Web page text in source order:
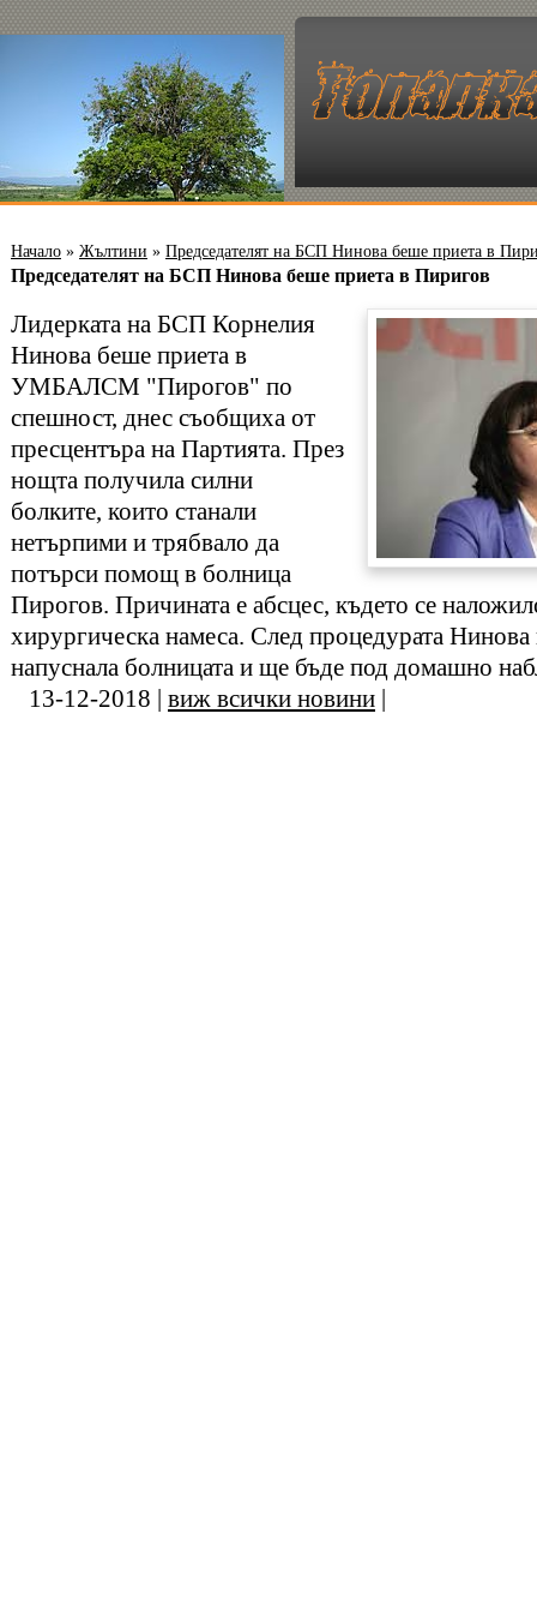
Начало » Жълтини » Председателят на БСП Нинова беше приета в
Председателят на БСП Нинова беше приета в Пиригов
Лидерката на БСП Корнелия
Нинова беше приета в
УМБАЛСМ "Пирогов" по
спешност, днес съобщиха от
пресцентъра на Партията. През
нощта получила силни
болките, които станали
нетърпими и трябвало да
потърси помощ в болница
Пирогов. Причината е абсцес, където се
хирургическа намеса. След процедурата Нинова
напуснала болницата и ще бъде под домашно
13-12-2018 | виж всички новини |